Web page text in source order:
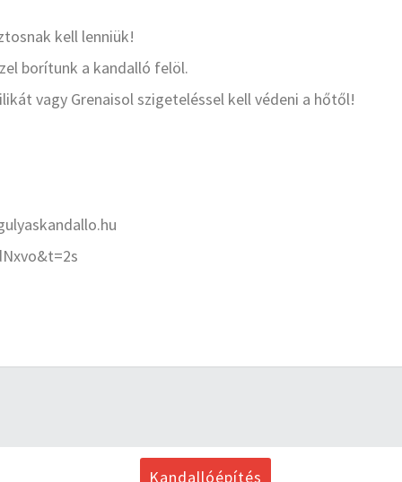
kell lenniük!
borítunk a kandalló felöl.
vagy Grenaisol szigeteléssel kell védeni a hőtől!
Kandallóépítés